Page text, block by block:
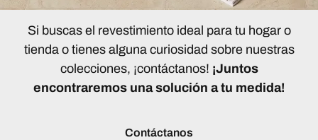
Si buscas el revestimiento ideal para tu hogar o
tienda o tienes alguna curiosidad sobre nuestras
colecciones, ¡contáctanos! ¡Juntos
encontraremos una solución a tu medida!
Contáctanos